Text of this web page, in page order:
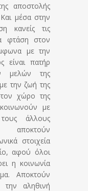
αποστολής
μέσα στην
κανείς τις
φτάση στον
με την
είναι πατήρ
μελών της
την ζωή της
χώρο της
με
άλλους
στοιχεία
αφού όλοι
η κοινωνία
Αποκτούν
αληθινή